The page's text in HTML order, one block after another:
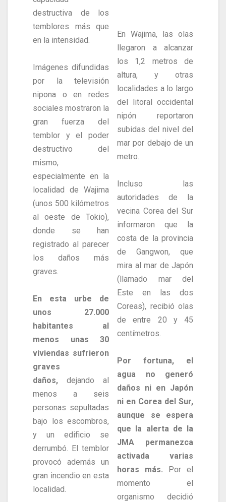
destructiva de los
temblores más que
en la intensidad.
Imágenes difundidas
por la televisión
nipona o en redes
sociales mostraron la
gran fuerza del
temblor y el poder
destructivo del
mismo,
especialmente en la
localidad de Wajima
(unos 500 kilómetros
al oeste de Tokio),
donde se han
registrado al parecer
los daños más
graves.
En esta urbe de
unos 27.000
habitantes al
menos unas 30
viviendas sufrieron
graves
daños, dejando al
menos a seis
personas sepultadas
bajo los escombros,
y un edificio se
derrumbó. El temblor
provocó además un
gran incendio en esta
localidad.
En Wajima, las olas
llegaron a alcanzar
los 1,2 metros de
altura, y otras
localidades a lo largo
del litoral occidental
nipón reportaron
subidas del nivel del
mar por debajo de un
metro.
Incluso las
autoridades de la
vecina Corea del Sur
informaron que la
costa de la provincia
de Gangwon, que
mira al mar de Japón
(llamado mar del
Este en las dos
Coreas), recibió olas
de entre 20 y 45
centímetros.
Por fortuna, el
agua no generó
daños ni en Japón
ni en Corea del Sur,
aunque se espera
que la alerta de la
JMA permanezca
activada varias
horas más. Por el
momento el
organismo decidió